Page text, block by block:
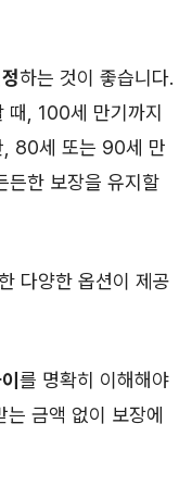
하는 것이 좋습니다.
때, 100세 만기까지
, 80세 또는 90세 만
든한 보장을 유지할
다양한 옵션이 제공
를 명확히 이해해야
는 금액 없이 보장에